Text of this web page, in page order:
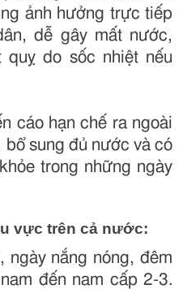
ảnh hưởng trực tiếp
dễ gây mất nước,
do sốc nhiệt nếu
cáo hạn chế ra ngoài
sung đủ nước và có
trong những ngày
vực trên cả nước:
ngày nắng nóng, đêm
đến nam cấp 2-3.